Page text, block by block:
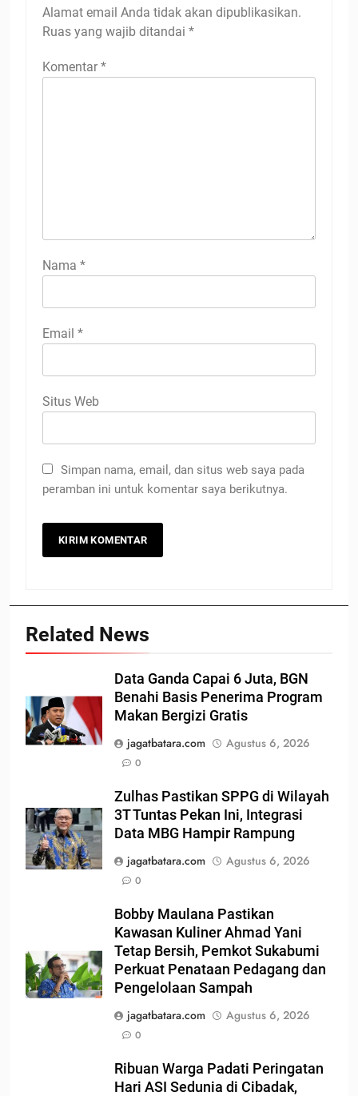
Alamat email Anda tidak akan dipublikasikan.
Ruas yang wajib ditandai *
Komentar *
Nama *
Email *
Situs Web
Simpan nama, email, dan situs web saya pada
peramban ini untuk komentar saya berikutnya.
Related News
Data Ganda Capai 6 Juta, BGN
Benahi Basis Penerima Program
Makan Bergizi Gratis
jagatbatara.com
Agustus 6, 2026
0
Zulhas Pastikan SPPG di Wilayah
3T Tuntas Pekan Ini, Integrasi
Data MBG Hampir Rampung
jagatbatara.com
Agustus 6, 2026
0
Bobby Maulana Pastikan
Kawasan Kuliner Ahmad Yani
Tetap Bersih, Pemkot Sukabumi
Perkuat Penataan Pedagang dan
Pengelolaan Sampah
jagatbatara.com
Agustus 6, 2026
0
Ribuan Warga Padati Peringatan
Hari ASI Sedunia di Cibadak,